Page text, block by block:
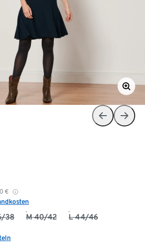
€
38 M 40/42 L 44/46